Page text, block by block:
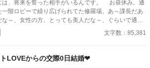
、将来を誓った相手がいるんです。 お昼休み。通
一階ロビーで繰り広げられてた修羅場。あ～課長だあ
な～、女性の方、とっても美人だな～、ぐらいで通り
思ってたのに。 ――この人です！ この人と結婚を
合ってるんです。 ほげええっ!? ちょっ、ちょっと
!? いつから本人の了承もなく、そういう関係になっ
っ!? あたし、おっそろしいオオカミ課長とそんな未
文字数：85,381
LOVEからの交際0日結婚❤︎